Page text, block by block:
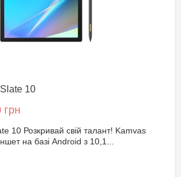
10
грн
10 Розкривай свій талант! Kamvas
на базі Android з 10,1...